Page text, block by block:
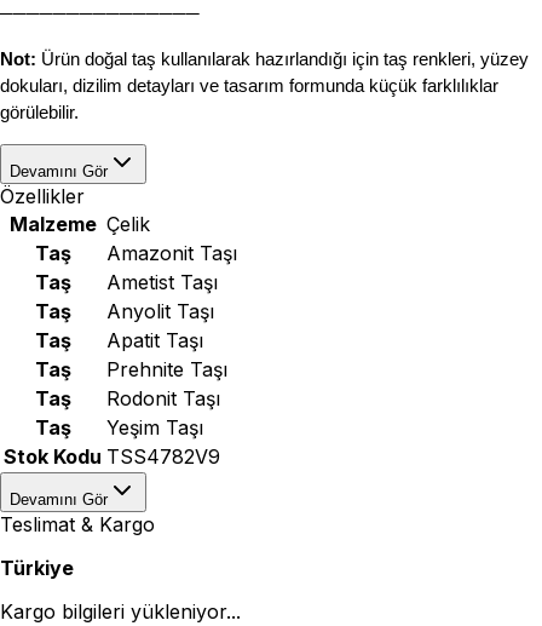
───────────────
Not: Ürün doğal taş kullanılarak hazırlandığı için taş renkleri, yüzey
dokuları, dizilim detayları ve tasarım formunda küçük farklılıklar
görülebilir.
Devamını Gör
Özellikler
Malzeme Çelik
Taş
Amazonit Taşı
Taş
Ametist Taşı
Taş
Anyolit Taşı
Taş
Apatit Taşı
Taş
Prehnite Taşı
Taş
Rodonit Taşı
Taş
Yeşim Taşı
Stok Kodu TSS4782V9
Devamını Gör
Teslimat & Kargo
Türkiye
Kargo bilgileri yükleniyor...